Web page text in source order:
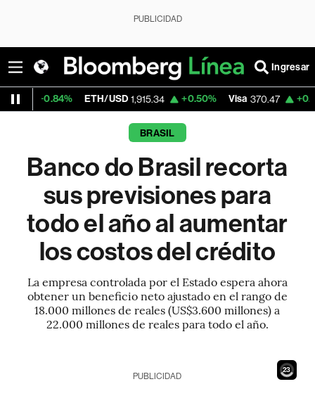
PUBLICIDAD
Ingresar
ETH/USD 1,915.34 +0.50% Visa 370.47 +0.52%
BRASIL
Banco do Brasil recorta
sus previsiones para
todo el año al aumentar
los costos del crédito
La empresa controlada por el Estado espera ahora
obtener un beneficio neto ajustado en el rango de
18.000 millones de reales (US$3.600 millones) a
22.000 millones de reales para todo el año.
22
PUBLICIDAD